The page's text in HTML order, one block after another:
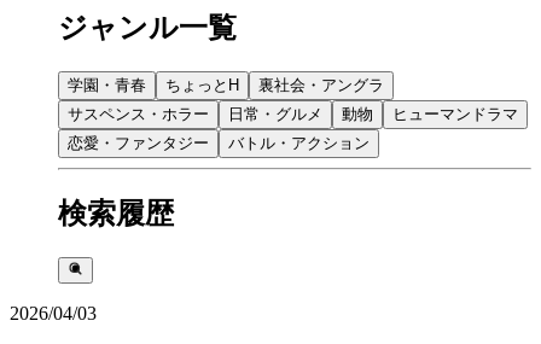
ジャンル一覧
学園・青春 ちょっとH
裏社会・アングラ
サスペンス・ホラー
日常・グルメ 動物
ヒューマンドラマ
恋愛・ファンタジー
バトル・アクション
検索履歴
2026/04/03